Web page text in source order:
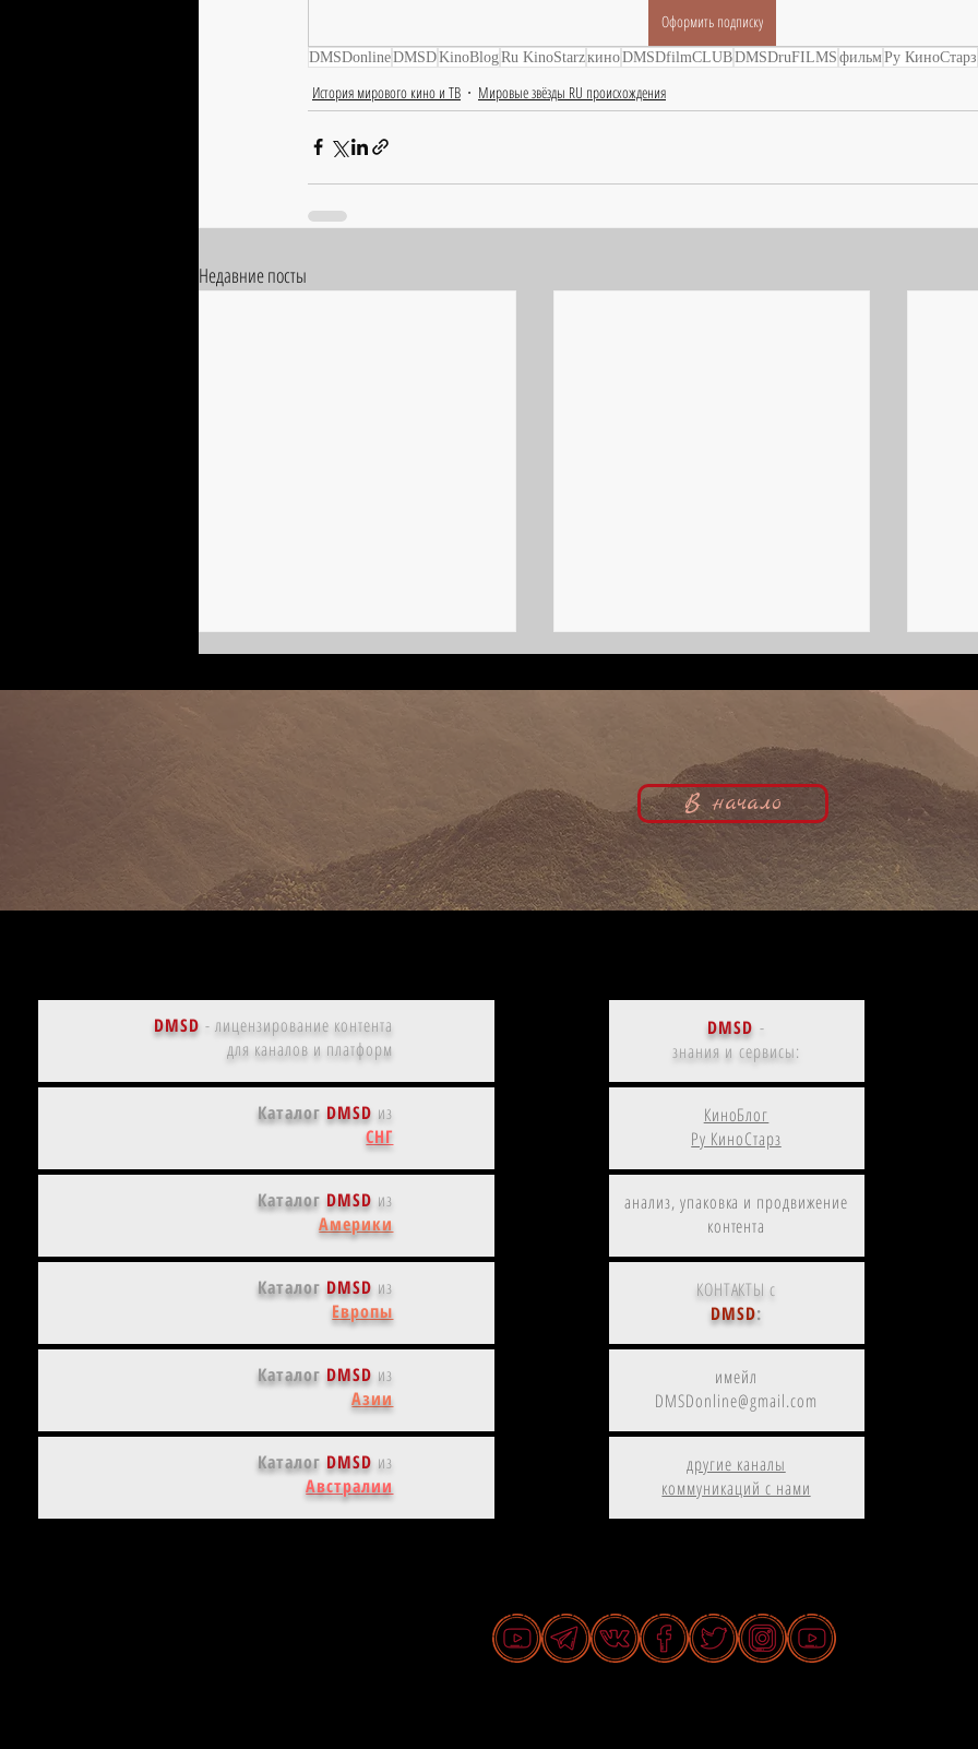
Оформить подписку
DMSDonlineDMSDKinoBlogRu KinoStarzкиноDMSDfilmCLUBDMSDruFILMS фильмРу КиноСтарз
История мирового кино и ТВ Мировые звёзды RU происхождения
Недавние посты
Председатель | Павел
Веселовский, кинобиография
Остров, Белая гвардия и номинация
| Василий Врангель, кинобиография
В начало
DMSD - лицензирование контента
для каналов и платформ
КаталогDMSD из
СНГ
КаталогDMSD из
Америки
КаталогDMSD из
Европы
КаталогDMSD из
Азии
КаталогDMSD из
Австралии
DMSD -
знания и сервисы:
КиноБлог
Ру КиноСтарз
анализ, упаковка и продвижение
контента
КОНТАКТЫ с
DMSD:
имейл
DMSDonline@gmail.com
другие каналы
коммуникаций с нами